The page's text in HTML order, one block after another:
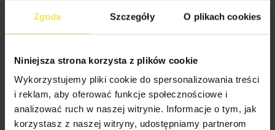
Zgoda Szczegóły O plikach cookies
Niniejsza strona korzysta z plików cookie
Wykorzystujemy pliki cookie do spersonalizowania treści
i reklam, aby oferować funkcje społecznościowe i
analizować ruch w naszej witrynie. Informacje o tym, jak
korzystasz z naszej witryny, udostępniamy partnerom
– zadaszona część ogrodu do wspólnego spędzania czasu.
aranżacje, jak i bardziej naturalne otoczenie, tworząc
harmonijną część przestrzeni przy domu.